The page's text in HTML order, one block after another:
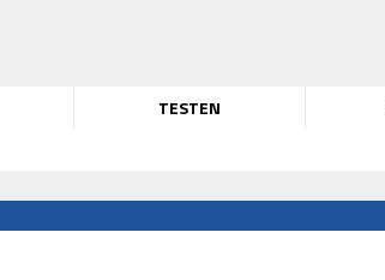
TESTEN